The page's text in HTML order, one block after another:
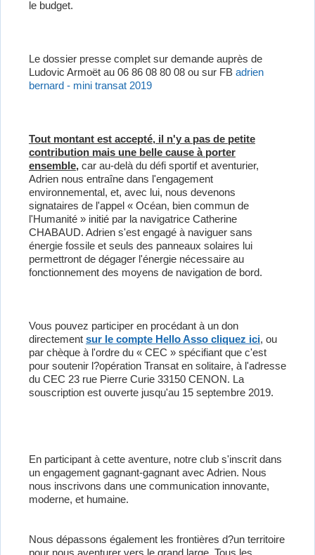
le budget.
Le dossier presse complet sur demande auprès de
Ludovic Armoët au 06 86 08 80 08 ou sur FB adrien
bernard - mini transat 2019
Tout montant est accepté, il n'y a pas de petite
contribution mais une belle cause à porter
ensemble, car au-delà du défi sportif et aventurier,
Adrien nous entraîne dans l'engagement
environnemental, et, avec lui, nous devenons
signataires de l'appel « Océan, bien commun de
l'Humanité » initié par la navigatrice Catherine
CHABAUD. Adrien s'est engagé à naviguer sans
énergie fossile et seuls des panneaux solaires lui
permettront de dégager l'énergie nécessaire au
fonctionnement des moyens de navigation de bord.
Vous pouvez participer en procédant à un don
directement sur le compte Hello Asso cliquez ici, ou
par chèque à l'ordre du « CEC » spécifiant que c'est
pour soutenir l?opération Transat en solitaire, à l'adresse
du CEC 23 rue Pierre Curie 33150 CENON. La
souscription est ouverte jusqu'au 15 septembre 2019.
En participant à cette aventure, notre club s'inscrit dans
un engagement gagnant-gagnant avec Adrien. Nous
nous inscrivons dans une communication innovante,
moderne, et humaine.
Nous dépassons également les frontières d?un territoire
pour nous aventurer vers le grand large. Tous les